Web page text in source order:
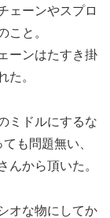
ェーンやスプロ
こと。
ーンはたすき掛
た。
ミドルにするな
も問題無い、
んから頂いた。
オな物にしてか